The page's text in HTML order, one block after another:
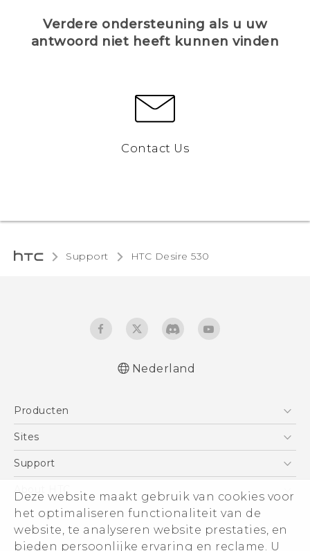
Deze website maakt gebruik van cookies voor
het optimaliseren functionaliteit van de
website, te analyseren website prestaties, en
bieden persoonlijke ervaring en reclame. U
Verdere ondersteuning als u uw
antwoord niet heeft kunnen vinden
Contact Us
Support HTC Desire 530‎
Nederlands - Gebruikershandleiding
English - User manual
Nederland
Producten
Telefoons
Vive
Accessoires
Sites
HTC Vive
Aan de slag
Support
Support voor eCommerce
About HTC
ESG
Informatie over het bedrijf